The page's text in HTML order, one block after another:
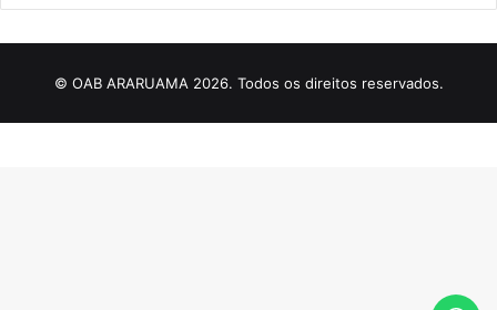
© OAB ARARUAMA 2026. Todos os direitos reservados.